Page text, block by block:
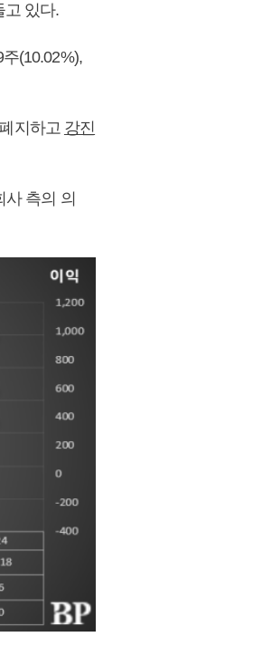
고 있다.
(10.02%),
지하고 강진
측의 의